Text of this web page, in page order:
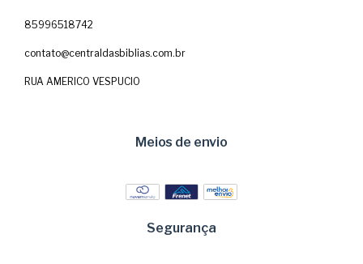
85996518742
contato@centraldasbiblias.com.br
RUA AMERICO VESPUCIO
Meios de envio
Segurança